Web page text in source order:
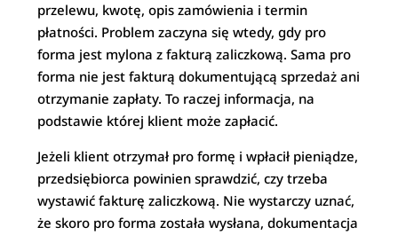
przelewu, kwotę, opis zamówienia i termin
płatności. Problem zaczyna się wtedy, gdy pro
forma jest mylona z fakturą zaliczkową. Sama pro
forma nie jest fakturą dokumentującą sprzedaż ani
otrzymanie zapłaty. To raczej informacja, na
podstawie której klient może zapłacić.
Jeżeli klient otrzymał pro formę i wpłacił pieniądze,
przedsiębiorca powinien sprawdzić, czy trzeba
wystawić fakturę zaliczkową. Nie wystarczy uznać,
że skoro pro forma została wysłana, dokumentacja